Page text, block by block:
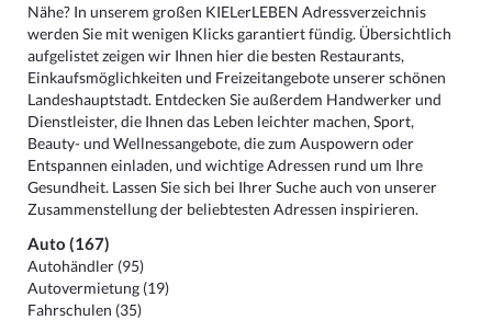
Nähe? In unserem großen KIELerLEBEN Adressverzeichnis
werden Sie mit wenigen Klicks garantiert fündig. Übersichtlich
aufgelistet zeigen wir Ihnen hier die besten Restaurants,
Einkaufsmöglichkeiten und Freizeitangebote unserer schönen
Landeshauptstadt. Entdecken Sie außerdem Handwerker und
Dienstleister, die Ihnen das Leben leichter machen, Sport,
Beauty- und Wellnessangebote, die zum Auspowern oder
Entspannen einladen, und wichtige Adressen rund um Ihre
Gesundheit. Lassen Sie sich bei Ihrer Suche auch von unserer
Zusammenstellung der beliebtesten Adressen inspirieren.
Auto (167)
Autohändler (95)
Autovermietung (19)
Fahrschulen (35)